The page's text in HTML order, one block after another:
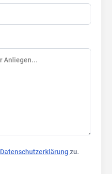
Datenschutzerklärungzu.